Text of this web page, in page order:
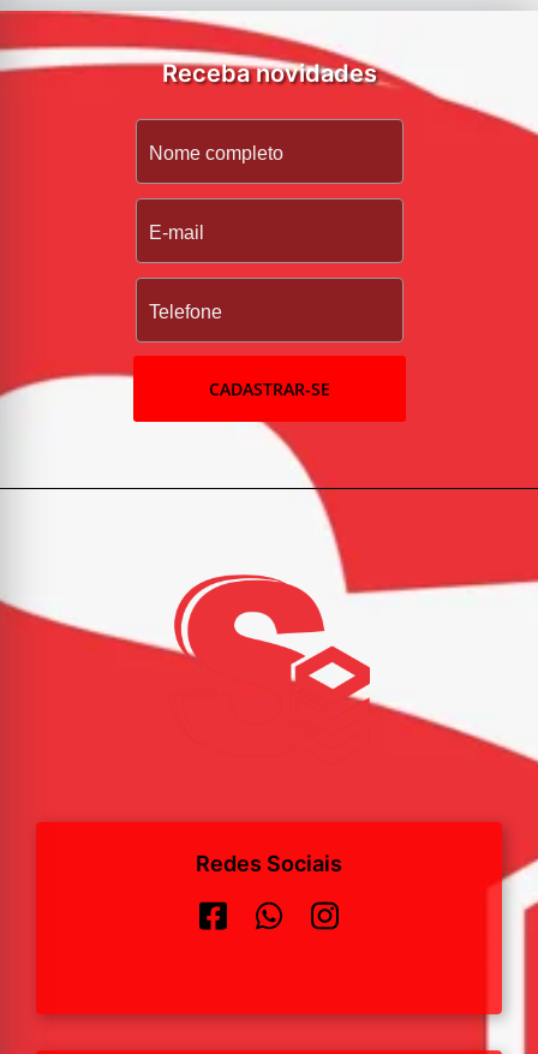
Receba novidades
CADASTRAR-SE
Redes Sociais